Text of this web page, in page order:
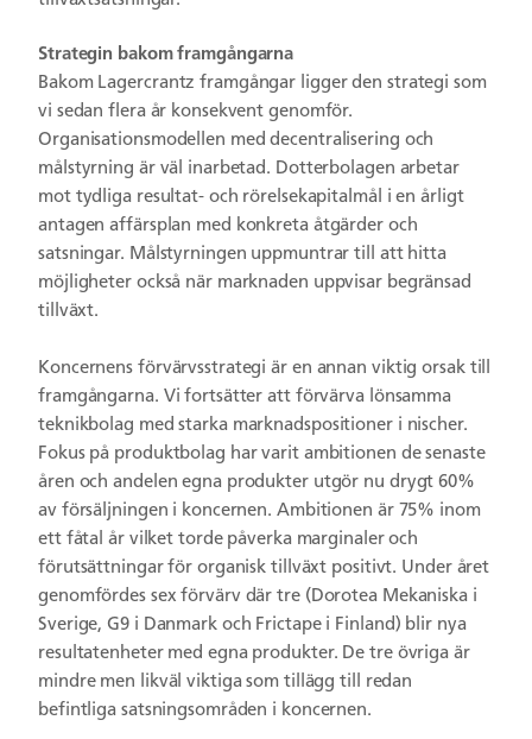
Strategin bakom framgångarna
Bakom Lagercrantz framgångar ligger den strategi som
vi sedan flera år konsekvent genomför.
Organisationsmodellen med decentralisering och
målstyrning är väl inarbetad. Dotterbolagen arbetar
mot tydliga resultat- och rörelsekapitalmål i en årligt
antagen affärsplan med konkreta åtgärder och
satsningar. Målstyrningen uppmuntrar till att hitta
möjligheter också när marknaden uppvisar begränsad
tillväxt.
Koncernens förvärvsstrategi är en annan viktig orsak till
framgångarna. Vi fortsätter att förvärva lönsamma
teknikbolag med starka marknadspositioner i nischer.
Fokus på produktbolag har varit ambitionen de senaste
åren och andelen egna produkter utgör nu drygt 60%
av försäljningen i koncernen. Ambitionen är 75% inom
ett fåtal år vilket torde påverka marginaler och
förutsättningar för organisk tillväxt positivt. Under året
genomfördes sex förvärv där tre (Dorotea Mekaniska i
Sverige, G9 i Danmark och Frictape i Finland) blir nya
resultatenheter med egna produkter. De tre övriga är
mindre men likväl viktiga som tillägg till redan
befintliga satsningsområden i koncernen.